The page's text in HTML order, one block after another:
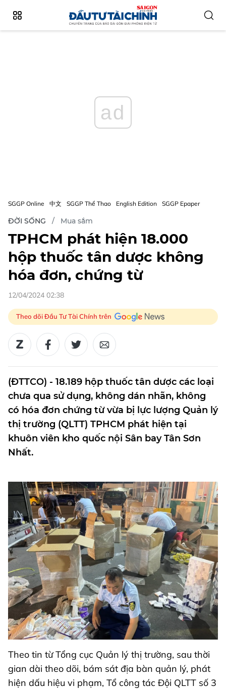
ad
SGGP Online 中文 SGGP Thể Thao English Edition SGGP Epaper
ĐỜI SỐNG Mua sắm
TPHCM phát hiện 18.000
hộp thuốc tân dược không
hóa đơn, chứng từ
12/04/2024 02:38
Theo dõi Đầu Tư Tài Chính trên
(ĐTTCO) - 18.189 hộp thuốc tân dược các loại
chưa qua sử dụng, không dán nhãn, không
có hóa đơn chứng từ vừa bị lực lượng Quản lý
thị trường (QLTT) TPHCM phát hiện tại
khuôn viên kho quốc nội Sân bay Tân Sơn
Nhất.
Theo tin từ Tổng cục Quản lý thị trường, sau thời
gian dài theo dõi, bám sát địa bàn quản lý, phát
hiện dấu hiệu vi phạm, Tổ công tác Đội QLTT số 3